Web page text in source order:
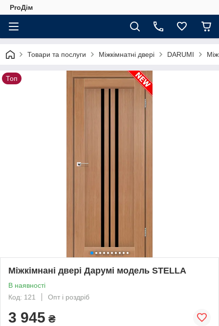
ProДім
Товари та послуги Міжкімнатні двері DARUMI
Топ
Міжкімнані двері Дарумі модель STELLA
В наявності
Код: 121
Опт і роздріб
3 945 ₴